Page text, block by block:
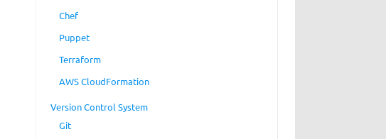
Chef
Puppet
Terraform
AWS CloudFormation
Version Control System
Git